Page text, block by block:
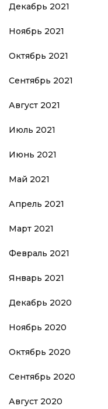
Декабрь 2021
Ноябрь 2021
Октябрь 2021
Сентябрь 2021
Август 2021
Июль 2021
Июнь 2021
Май 2021
Апрель 2021
Март 2021
Февраль 2021
Январь 2021
Декабрь 2020
Ноябрь 2020
Октябрь 2020
Сентябрь 2020
Август 2020